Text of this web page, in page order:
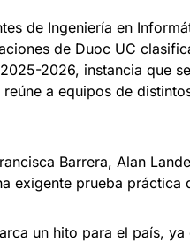
de Ingeniería en
de Duoc UC
2026, instancia que
reúne a equipos de
Barrera, Alan
exigente prueba
un hito para el país, ya